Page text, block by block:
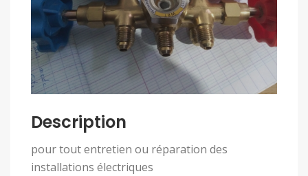
Description
pour tout entretien ou réparation des
installations électriques